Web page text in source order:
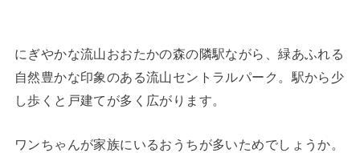
にぎやかな流山おおたかの森の隣駅ながら、緑あふれる
自然豊かな印象のある流山セントラルパーク。駅から少
し歩くと戸建てが多く広がります。
ワンちゃんが家族にいるおうちが多いためでしょうか。